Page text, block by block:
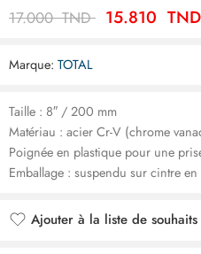
17.000TND 15.810 TND
Marque: TOTAL
Taille : 8″ / 200 mm
Matériau : acier Cr-V (chrome
Poignée en plastique pour une
Emballage : suspendu sur cintre en
Ajouter à la liste de souhaits